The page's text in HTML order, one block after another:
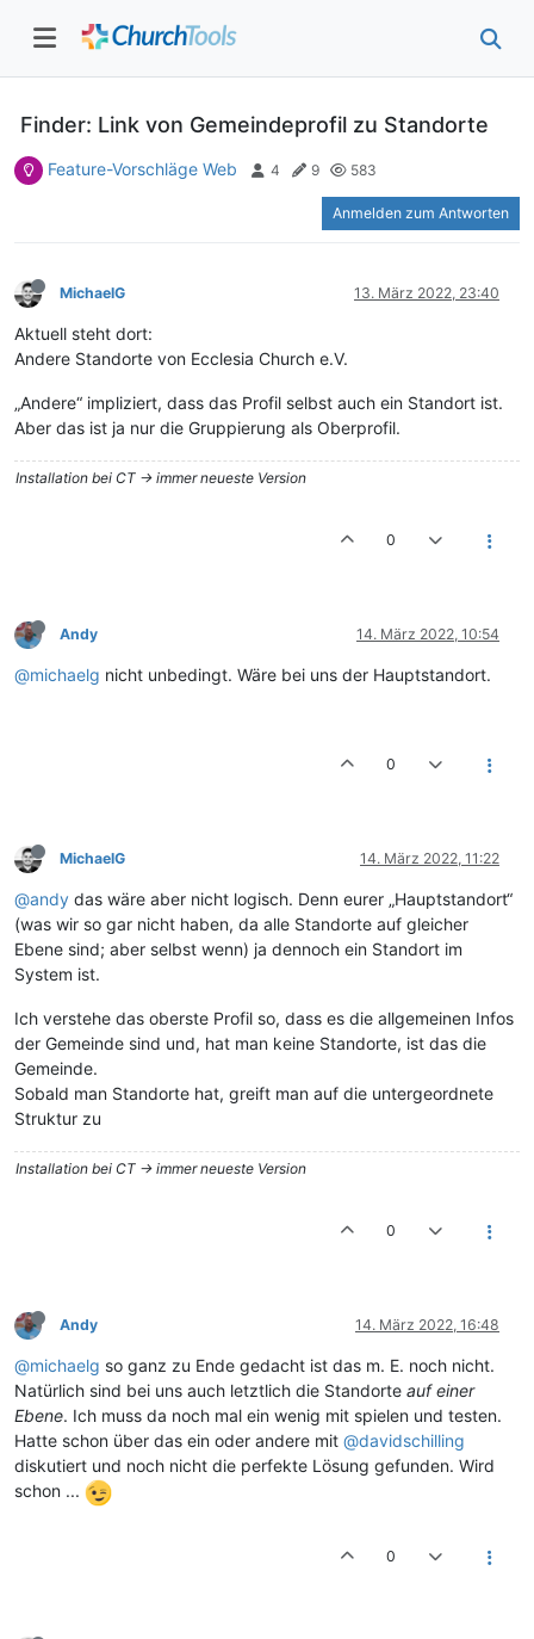
Finder: Link von Gemeindeprofil zu Standorte
Feature-Vorschläge Web 4 9 583
Anmelden zum Antworten
MichaelG 13. März 2022, 23:40
Aktuell steht dort:
Andere Standorte von Ecclesia Church e.V.
„Andere“ impliziert, dass das Profil selbst auch ein Standort ist.
Aber das ist ja nur die Gruppierung als Oberprofil.
Installation bei CT -> immer neueste Version
0
Andy 14. März 2022, 10:54
@michaelg nicht unbedingt. Wäre bei uns der Hauptstandort.
0
MichaelG 14. März 2022, 11:22
@andy das wäre aber nicht logisch. Denn eurer „Hauptstandort“
(was wir so gar nicht haben, da alle Standorte auf gleicher
Ebene sind; aber selbst wenn) ja dennoch ein Standort im
System ist.
Ich verstehe das oberste Profil so, dass es die allgemeinen Infos
der Gemeinde sind und, hat man keine Standorte, ist das die
Gemeinde.
Sobald man Standorte hat, greift man auf die untergeordnete
Struktur zu
Installation bei CT -> immer neueste Version
0
Andy 14. März 2022, 16:48
@michaelg so ganz zu Ende gedacht ist das m. E. noch nicht.
Natürlich sind bei uns auch letztlich die Standorte auf einer
Ebene. Ich muss da noch mal ein wenig mit spielen und testen.
Hatte schon über das ein oder andere mit @davidschilling
diskutiert und noch nicht die perfekte Lösung gefunden. Wird
schon ...
0